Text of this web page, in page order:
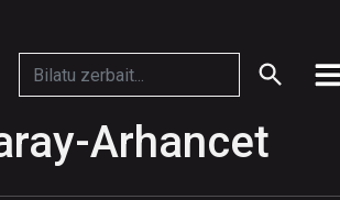
Arhancet